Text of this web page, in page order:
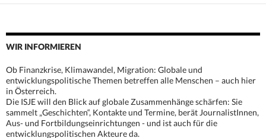
WIR INFORMIEREN
Ob Finanzkrise, Klimawandel, Migration: Globale und
entwicklungspolitische Themen betreffen alle Menschen – auch hier
in Österreich.
Die ISJE will den Blick auf globale Zusammenhänge schärfen: Sie
sammelt „Geschichten“, Kontakte und Termine, berät JournalistInnen,
Aus- und Fortbildungseinrichtungen - und ist auch für die
entwicklungspolitischen Akteure da.